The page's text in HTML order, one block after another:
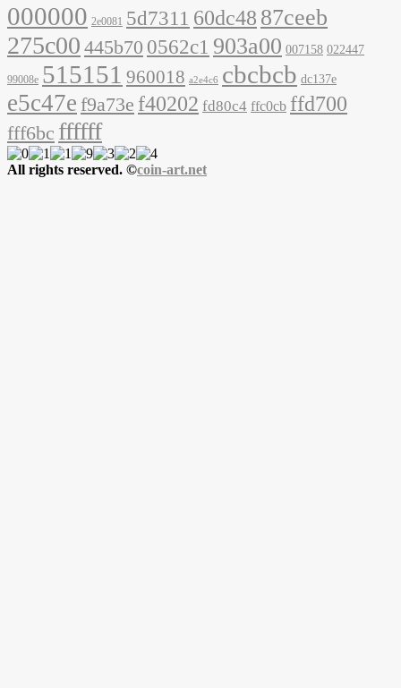
000000 2e0081 5d7311 60dc48 87ceeb
275c00 445b70 0562c1 903a00 007158 022447
99008e 515151 960018 a2e4c6 cbcbcb dc137e
e5c47e f9a73e f40202 fd80c4 ffc0cb ffd700
fff6bc ffffff
All rights reserved. ©coin-art.net